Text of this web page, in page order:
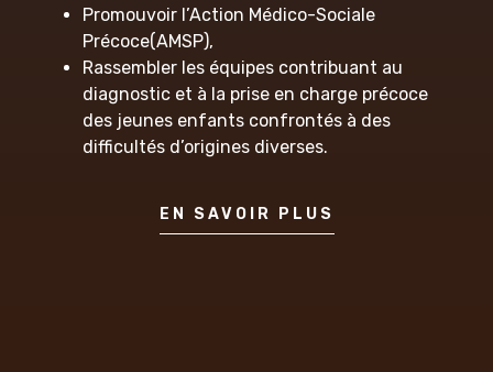
Promouvoir l’Action Médico-Sociale
Précoce(AMSP),
Rassembler les équipes contribuant au
diagnostic et à la prise en charge précoce
des jeunes enfants confrontés à des
difficultés d’origines diverses.
EN SAVOIR PLUS